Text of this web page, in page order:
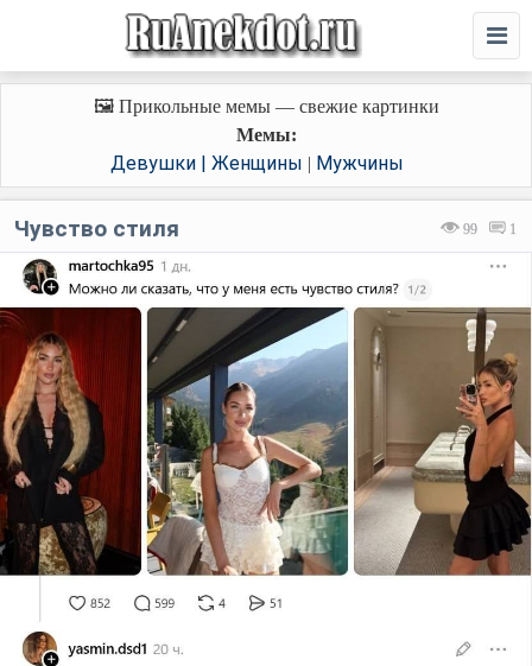
🖼️ Прикольные мемы — свежие картинки
Мемы:
Девушки | Женщины | Мужчины
99 1
Чувство стиля